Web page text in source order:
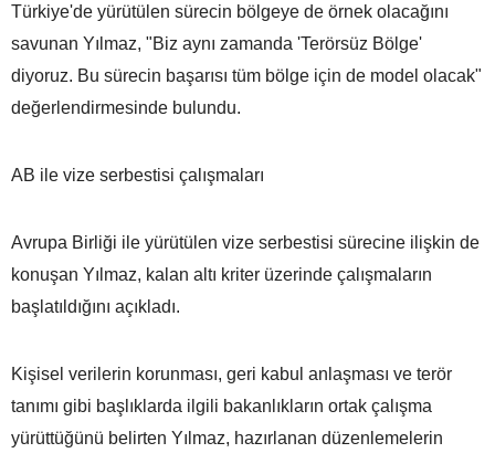
Türkiye'de yürütülen sürecin bölgeye de örnek olacağını
savunan Yılmaz, "Biz aynı zamanda 'Terörsüz Bölge'
diyoruz. Bu sürecin başarısı tüm bölge için de model olacak"
değerlendirmesinde bulundu.
AB ile vize serbestisi çalışmaları
Avrupa Birliği ile yürütülen vize serbestisi sürecine ilişkin de
konuşan Yılmaz, kalan altı kriter üzerinde çalışmaların
başlatıldığını açıkladı.
Kişisel verilerin korunması, geri kabul anlaşması ve terör
tanımı gibi başlıklarda ilgili bakanlıkların ortak çalışma
yürüttüğünü belirten Yılmaz, hazırlanan düzenlemelerin